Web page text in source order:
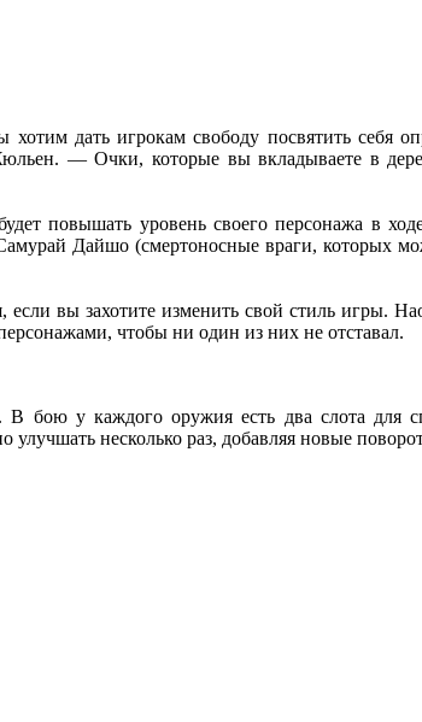
хотим дать игрокам свободу посвятить
— Очки, которые вы вкладываете в
повышать уровень своего персонажа в
Дайшо (смертоносные враги, которых
вы захотите изменить свой стиль игры.
чтобы ни один из них не отставал.
В бою у каждого оружия есть два слота для
несколько раз, добавляя новые